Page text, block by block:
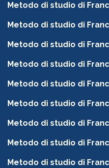
Metodo di studio di
Metodo di studio di
Metodo di studio di
Metodo di studio di
Metodo di studio di
Metodo di studio di
Metodo di studio di
Metodo di studio di
Metodo di studio di